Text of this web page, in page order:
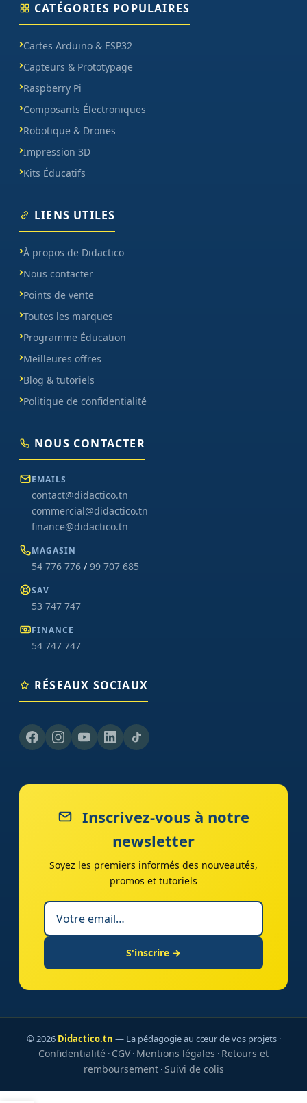
CATÉGORIES POPULAIRES
Cartes Arduino & ESP32
Capteurs & Prototypage
Raspberry Pi
Composants Électroniques
Robotique & Drones
Impression 3D
Kits Éducatifs
LIENS UTILES
À propos de Didactico
Nous contacter
Points de vente
Toutes les marques
Programme Éducation
Meilleures offres
Blog & tutoriels
Politique de confidentialité
NOUS CONTACTER
EMAILS
contact@didactico.tn
commercial@didactico.tn
finance@didactico.tn
MAGASIN
54 776 776 / 99 707 685
SAV
53 747 747
FINANCE
54 747 747
RÉSEAUX SOCIAUX
Inscrivez-vous à notre
newsletter
Soyez les premiers informés des nouveautés,
promos et tutoriels
S'inscrire →
© 2026 Didactico.tn — La pédagogie au cœur de vos projets ·
Confidentialité · CGV· Mentions légales · Retours et
remboursement·Suivi de colis